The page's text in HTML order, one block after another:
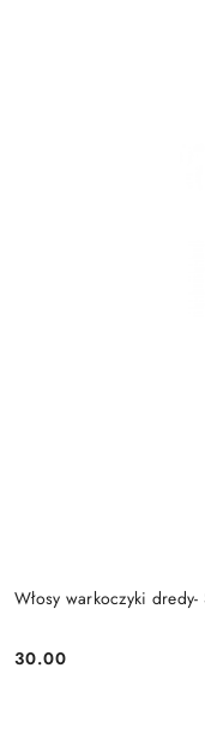
Włosy warkoczyki dredy-
Cena:
30.00